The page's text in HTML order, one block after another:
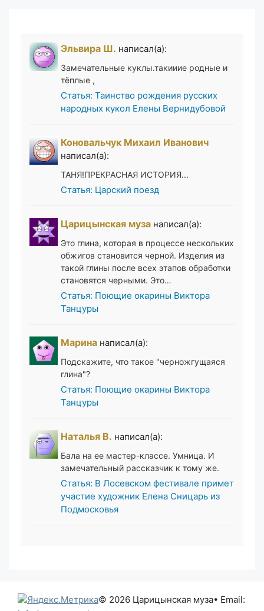
Эльвира Ш. написал(а):
Замечательные куклы.такииие родные и
тёплые ,
Статья: Таинство рождения русских
народных кукол Елены Вернидубовой
Коновальчук Михаил Иванович
написал(а):
ТАНЯ!ПРЕКРАСНАЯ ИСТОРИЯ...
Статья: Царский поезд
Царицынская муза написал(а):
Это глина, которая в процессе нескольких
обжигов становится черной. Изделия из
такой глины после всех этапов обработки
становятся черными. Это…
Статья: Поющие окарины Виктора
Танцуры
Марина написал(а):
Подскажите, что такое "черножгущаяся
глина"?
Статья: Поющие окарины Виктора
Танцуры
Наталья В. написал(а):
Бала на ее мастер-классе. Умница. И
замечательный рассказчик к тому же.
Статья: В Лосевском фестивале примет
участие художник Елена Сницарь из
Подмосковья
© 2026 Царицынская муза• Email: